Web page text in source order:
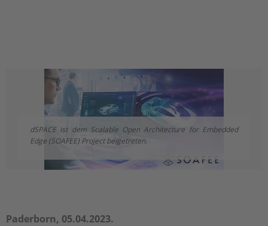
dSPACE ist dem Scalable Open Architecture for Embedded
Edge (SOAFEE) Project beigetreten.
Paderborn, 05.04.2023.